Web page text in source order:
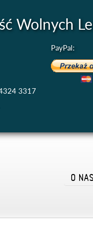
Wolnych
3317
PayPal:
O